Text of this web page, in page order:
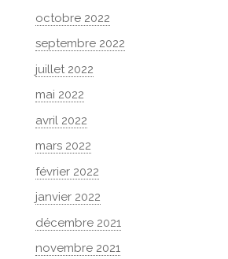
octobre 2022
septembre 2022
juillet 2022
mai 2022
avril 2022
mars 2022
février 2022
janvier 2022
décembre 2021
novembre 2021